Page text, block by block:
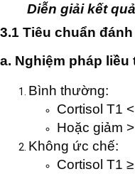
Diễn giải kết
3.1 Tiêu chuẩn
a. Nghiệm pháp liều
Bình thường:
Cortisol T1
Hoặc giảm
Không ức chế:
Cortisol T1